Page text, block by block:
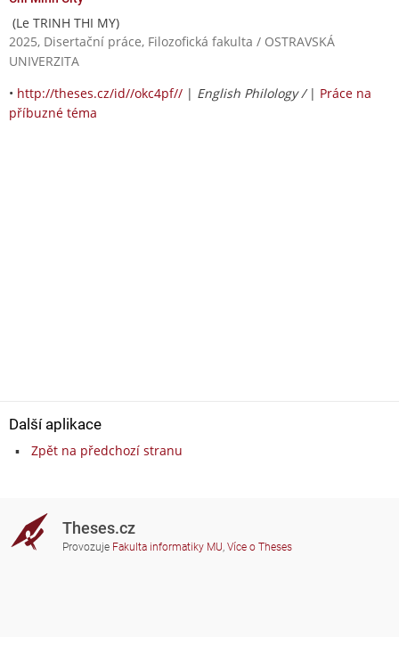
(Le TRINH THI MY)
2025, Disertační práce, Filozofická fakulta / OSTRAVSKÁ
UNIVERZITA
• http://theses.cz/id//okc4pf// | English Philology / | Práce na
příbuzné téma
Další aplikace
Zpět na předchozí stranu
Theses.cz
Provozuje Fakulta informatiky MU, Více o Theses